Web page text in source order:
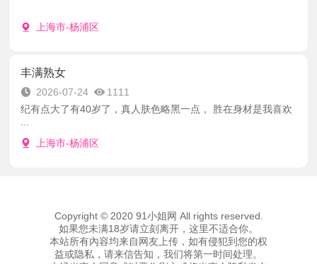
上海市-杨浦区
丰满熟女
2026-07-24
1111
纪有点大了有40岁了，真人肤色略黑一点， 胜在身材是我喜欢
上海市-杨浦区
Copyright © 2020 91小姐网 All rights reserved.
如果您未满18岁请立刻离开，这里不适合你。
本站所有內容均来自网友上传，如有侵犯到您的权
益或隐私，请来信告知，我们将第一时间处理。